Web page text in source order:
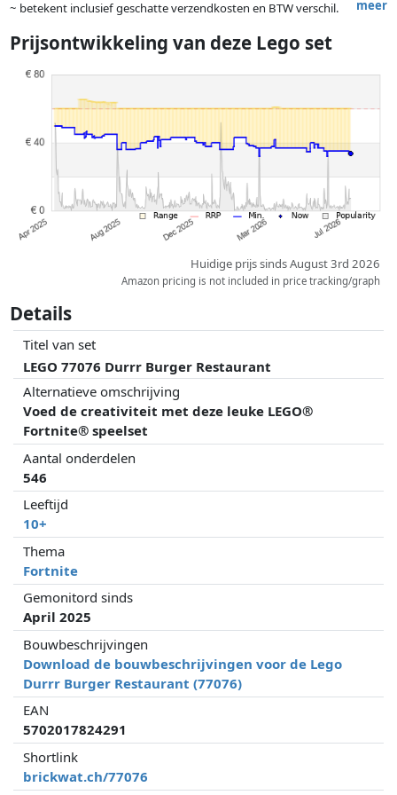
meer
~ betekent inclusief geschatte verzendkosten en BTW verschil.
gewicht.
Prijzen en beschikbaarheid kunnen zijn veranderd sinds de laatste
partners hebben hier geen enkele invoed op. Alleen bij gelijke prijzen
kunnen historische prestaties de volgorde beïnvloeden.
Prijsontwikkeling van deze Lego set
Huidige prijs sinds August 3rd 2026
Amazon pricing is not included in price tracking/graph
Details
Titel van set
LEGO 77076 Durrr Burger Restaurant
Alternatieve omschrijving
Voed de creativiteit met deze leuke LEGO®
Fortnite® speelset
Aantal onderdelen
546
Leeftijd
10+
Thema
Fortnite
Gemonitord sinds
April 2025
Bouwbeschrijvingen
Download de bouwbeschrijvingen voor de Lego
Durrr Burger Restaurant (77076)
EAN
5702017824291
Shortlink
brickwat.ch/77076